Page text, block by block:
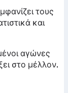
τους
και
αγώνες
στο μέλλον.